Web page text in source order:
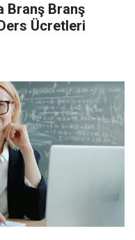
Branş Branş
Ücretleri